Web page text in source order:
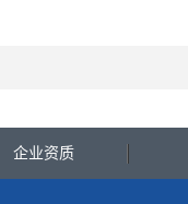
企业资质